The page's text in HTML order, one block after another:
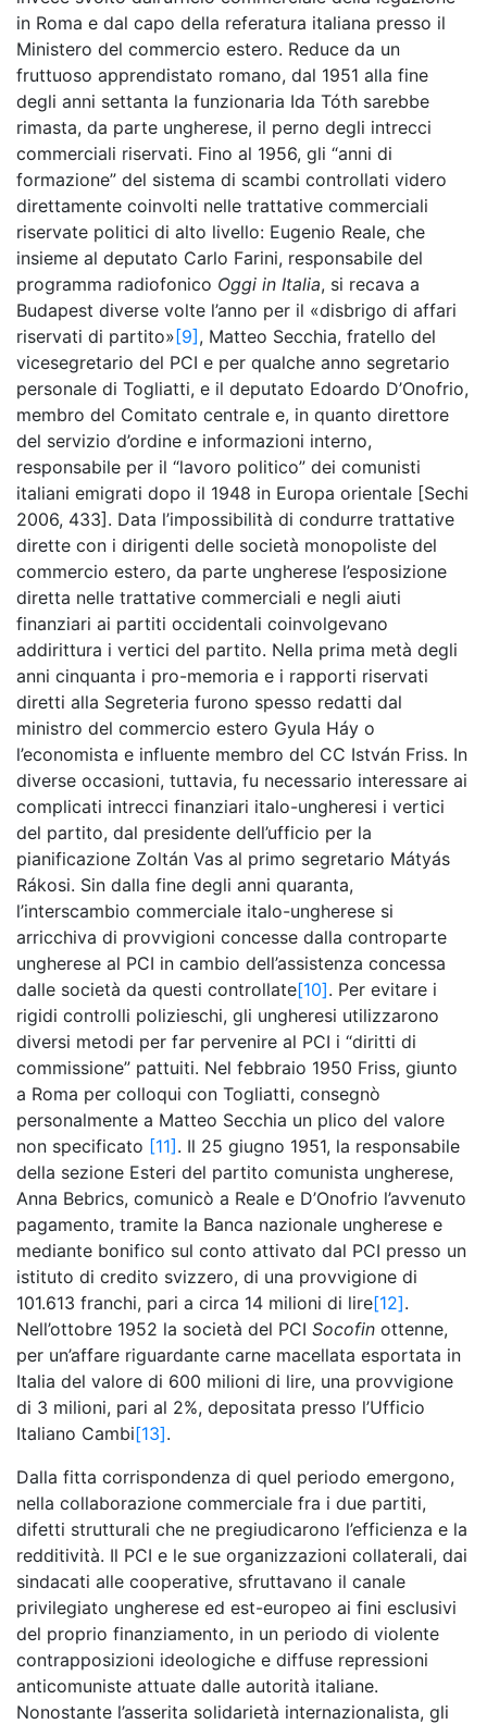
in Roma e dal capo della referatura italiana presso il
Ministero del commercio estero. Reduce da un
fruttuoso apprendistato romano, dal 1951 alla fine
degli anni settanta la funzionaria Ida Tóth sarebbe
rimasta, da parte ungherese, il perno degli intrecci
commerciali riservati. Fino al 1956, gli “anni di
formazione” del sistema di scambi controllati videro
direttamente coinvolti nelle trattative commerciali
riservate politici di alto livello: Eugenio Reale, che
insieme al deputato Carlo Farini, responsabile del
programma radiofonico Oggi in Italia, si recava a
Budapest diverse volte l’anno per il «disbrigo di affari
riservati di partito» [9] , Matteo Secchia, fratello del
vicesegretario del PCI e per qualche anno segretario
personale di Togliatti, e il deputato Edoardo D’Onofrio,
membro del Comitato centrale e, in quanto direttore
del servizio d’ordine e informazioni interno,
responsabile per il “lavoro politico” dei comunisti
italiani emigrati dopo il 1948 in Europa orientale [Sechi
2006, 433]. Data l’impossibilità di condurre trattative
dirette con i dirigenti delle società monopoliste del
commercio estero, da parte ungherese l’esposizione
diretta nelle trattative commerciali e negli aiuti
finanziari ai partiti occidentali coinvolgevano
addirittura i vertici del partito. Nella prima metà degli
anni cinquanta i pro-memoria e i rapporti riservati
diretti alla Segreteria furono spesso redatti dal
ministro del commercio estero Gyula Háy o
l’economista e influente membro del CC István Friss. In
diverse occasioni, tuttavia, fu necessario interessare ai
complicati intrecci finanziari italo-ungheresi i vertici
del partito, dal presidente dell’ufficio per la
pianificazione Zoltán Vas al primo segretario Mátyás
Rákosi. Sin dalla fine degli anni quaranta,
l’interscambio commerciale italo-ungherese si
arricchiva di provvigioni concesse dalla controparte
ungherese al PCI in cambio dell’assistenza concessa
dalle società da questi controllate[10]. Per evitare i
rigidi controlli polizieschi, gli ungheresi utilizzarono
diversi metodi per far pervenire al PCI i “diritti di
commissione” pattuiti. Nel febbraio 1950 Friss, giunto
a Roma per colloqui con Togliatti, consegnò
personalmente a Matteo Secchia un plico del valore
non specificato [11] . Il 25 giugno 1951, la responsabile
della sezione Esteri del partito comunista ungherese,
Anna Bebrics, comunicò a Reale e D’Onofrio l’avvenuto
pagamento, tramite la Banca nazionale ungherese e
mediante bonifico sul conto attivato dal PCI presso un
istituto di credito svizzero, di una provvigione di
101.613 franchi, pari a circa 14 milioni di lire[12].
Nell’ottobre 1952 la società del PCI Socofin ottenne,
per un’affare riguardante carne macellata esportata in
Italia del valore di 600 milioni di lire, una provvigione
di 3 milioni, pari al 2%, depositata presso l’Ufficio
Italiano Cambi[13].
Dalla fitta corrispondenza di quel periodo emergono,
nella collaborazione commerciale fra i due partiti,
difetti strutturali che ne pregiudicarono l’efficienza e la
redditività. Il PCI e le sue organizzazioni collaterali, dai
sindacati alle cooperative, sfruttavano il canale
privilegiato ungherese ed est-europeo ai fini esclusivi
del proprio finanziamento, in un periodo di violente
contrapposizioni ideologiche e diffuse repressioni
anticomuniste attuate dalle autorità italiane.
Nonostante l’asserita solidarietà internazionalista, gli